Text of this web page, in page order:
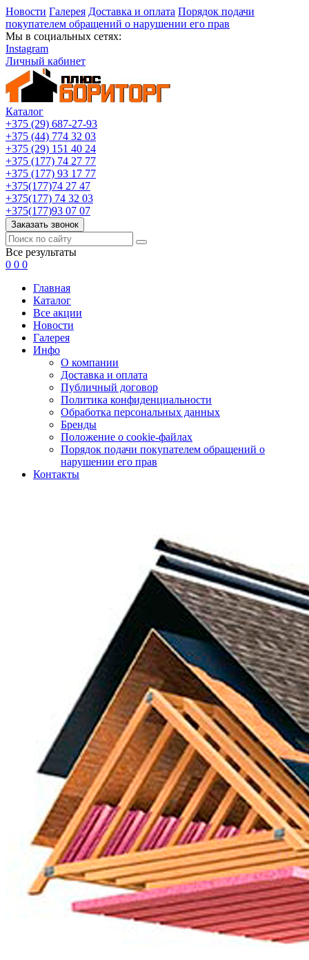
Новости Галерея Доставка и оплата Порядок подачи
покупателем обращений о нарушении его прав
Мы в социальных сетях:
Instagram
Личный кабинет
Каталог
+375 (29) 687-27-93
+375 (44) 774 32 03
+375 (29) 151 40 24
+375 (177) 74 27 77
+375 (177) 93 17 77
+375(177)74 27 47
+375(177) 74 32 03
+375(177)93 07 07
Заказать звонок
Все результаты
0 0 0
Главная
Каталог
Все акции
Новости
Галерея
Инфо
О компании
Доставка и оплата
Публичный договор
Политика конфиденциальности
Обработка персональных данных
Бренды
Положение о cookie-файлах
Порядок подачи покупателем обращений о
нарушении его прав
Контакты